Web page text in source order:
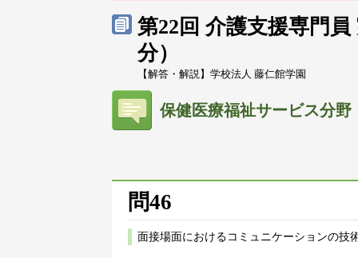
第22回 介護支援専門
分）
【解答・解説】学校法人 藤仁館学園
保健医療福祉サービス分
問46
面接場面におけるコミュニケーションの技